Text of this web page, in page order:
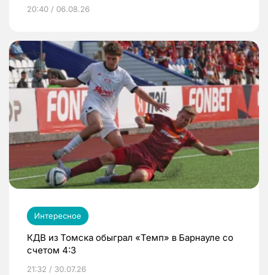
20:40 / 06.08.26
Интересное
КДВ из Томска обыграл «Темп» в Барнауле со
счетом 4:3
21:32 / 30.07.26